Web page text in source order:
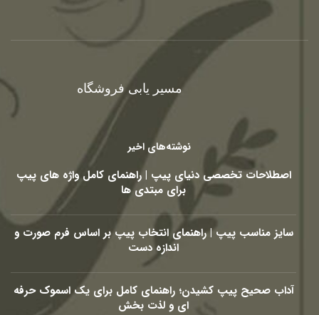
مسیر یابی فروشگاه
نوشته‌های اخیر
اصطلاحات تخصصی دنیای پیپ | راهنمای کامل واژه های پیپ
برای مبتدی ها
سایز مناسب پیپ | راهنمای انتخاب پیپ بر اساس فرم صورت و
اندازه دست
آداب صحیح پیپ کشیدن؛ راهنمای کامل برای یک اسموک حرفه
ای و لذت بخش